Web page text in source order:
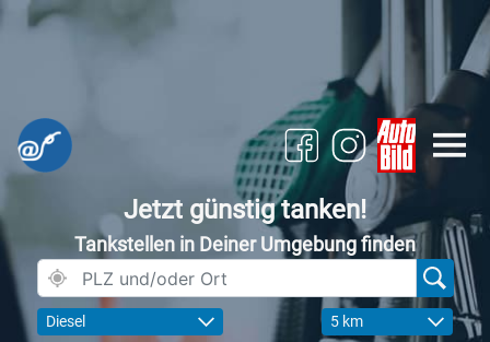
Jetzt günstig tanken!
Tankstellen in Deiner Umgebung finden
Diesel 5 km